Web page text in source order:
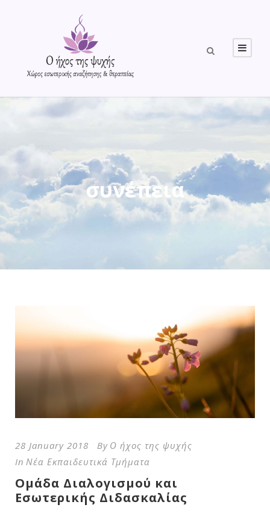
συνέπεια
28 January 2018 By Ο ήχος της ψυχής
In Νέα Εκπαιδευτικά Τμήματα
Ομάδα Διαλογισμού και
Εσωτερικής Διδασκαλίας